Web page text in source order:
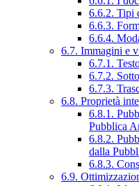
6.6.2. Tipi
6.6.3.
6.6.4.
6.7. Immagini e
6.7.1.
6.7.2.
6.7.3.
6.8. Proprietà
6.8.1.
Pubblica
6.8.2.
dalla
6.8.3.
6.9.